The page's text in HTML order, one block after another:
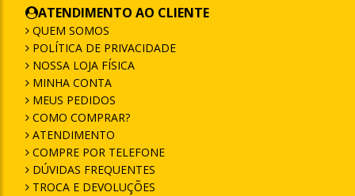
ATENDIMENTO AO CLIENTE
QUEM SOMOS
POLÍTICA DE PRIVACIDADE
NOSSA LOJA FÍSICA
MINHA CONTA
MEUS PEDIDOS
COMO COMPRAR?
ATENDIMENTO
COMPRE POR TELEFONE
DÚVIDAS FREQUENTES
TROCA E DEVOLUÇÕES